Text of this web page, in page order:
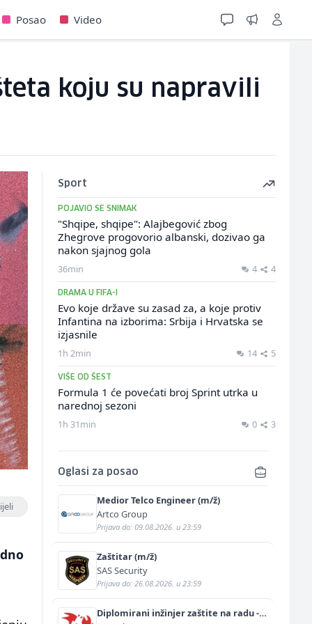
Posao Video
koju su napravili
Sport
POJAVIO SE SNIMAK
"Shqipe, shqipe": Alajbegović zbog
Zhegrove progovorio albanski, dozivao ga
nakon sjajnog gola
36min 4 4
DRAMA U FIFA-I
Evo koje države su zasad za, a koje protiv
Infantina na izborima: Srbija i Hrvatska se
izjasnile
1h 2min 14 5
VIŠE OD ŠEST
Formula 1 će povećati broj Sprint utrka u
narednoj sezoni
1h 31min 0 3
Oglasi za posao
Medior Telco Engineer (m/ž)
Artco Group
Prijava do: 09.08.2026. u 23:59
Zaštitar (m/ž)
SAS Security
Prijava do: 26.08.2026. u 23:59
Diplomirani inžinjer zaštite na radu -